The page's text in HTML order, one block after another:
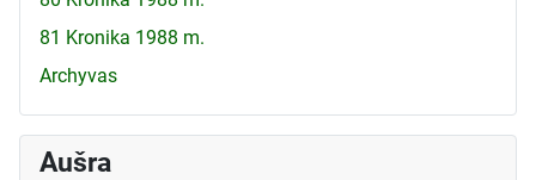
81 Kronika 1988 m.
Archyvas
Aušra